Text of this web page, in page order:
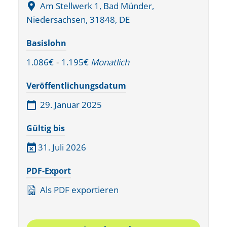
Am Stellwerk 1, Bad Münder,
Niedersachsen, 31848, DE
Basislohn
1.086€ - 1.195€ Monatlich
Veröffentlichungsdatum
29. Januar 2025
Gültig bis
31. Juli 2026
PDF-Export
Als PDF exportieren